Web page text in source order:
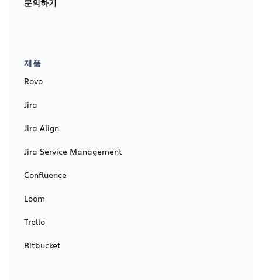
문의하기
제품
Rovo
Jira
Jira Align
Jira Service Management
Confluence
Loom
Trello
Bitbucket